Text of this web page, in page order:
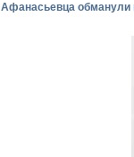
Афанасьевца обманули